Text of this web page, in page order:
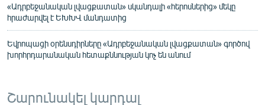
«Ադրբեջանական լվացքատան» սկանդալի «հերոսներից» մեկը
հրաժարվել է ԵԽԽՎ մանդատից
Եվրոպացի օրենսդիրները «Ադրբեջանական լվացքատան» գործով
խորհրդարանական հետաքննության կոչ են անում
Շարունակել կարդալ